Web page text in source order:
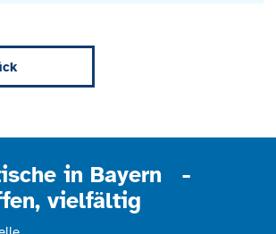
Management Platform
in Bayern -
vielfältig